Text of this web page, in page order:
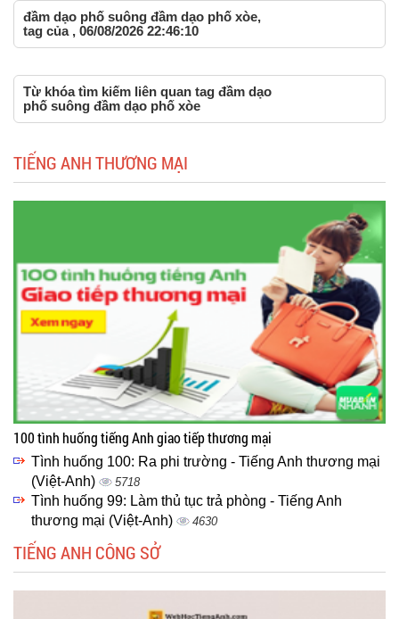
đầm dạo phố suông đầm dạo phố xòe,
tag của , 06/08/2026 22:46:10
Từ khóa tìm kiếm liên quan tag đầm dạo
phố suông đầm dạo phố xòe
TIẾNG ANH THƯƠNG MẠI
100 tình huống tiếng Anh giao tiếp thương mại
Tình huống 100: Ra phi trường - Tiếng Anh thương mại
(Việt-Anh)
5718
Tình huống 99: Làm thủ tục trả phòng - Tiếng Anh
thương mại (Việt-Anh)
4630
TIẾNG ANH CÔNG SỞ